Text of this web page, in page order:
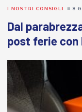
Dal
post ferie con
I NOSTRI CONSIGLI 8